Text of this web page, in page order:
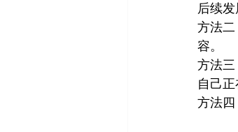
后续发
方法
容。
方法
自己正
方法四